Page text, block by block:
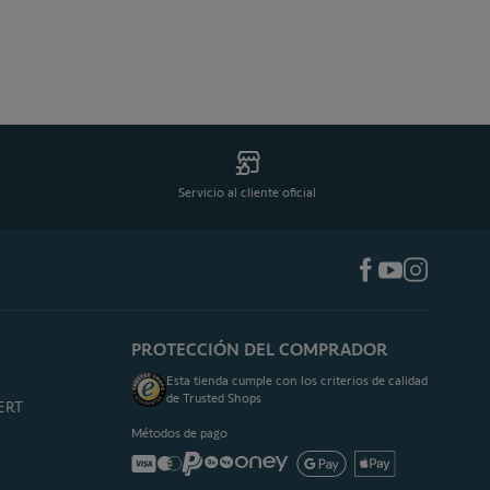
Servicio al cliente oficial
PROTECCIÓN DEL COMPRADOR
Esta tienda cumple con los criterios de calidad
de Trusted Shops
Métodos de pago